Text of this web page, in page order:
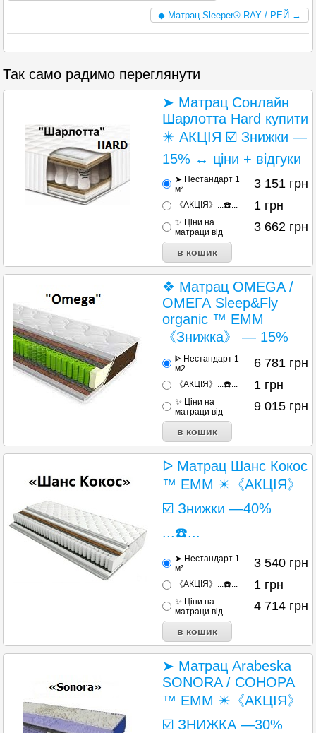
◆ Матрац Sleeper® RAY / РЕЙ →
Так само радимо переглянути
➤ Матрац Сонлайн
Шарлотта Hard купити
✴️ АКЦІЯ ☑️ Знижки —
15% ↔ ціни + відгуки
➤ Нестандарт 1
м²
3 151 грн
《АКЦІЯ》...☎️... 1 грн
✨ Ціни на
матраци від
3 662 грн
❖ Матрац OMEGA /
ОМЕГА Sleep&Fly
organic ™ ЕММ
《Знижка》 — 15%
ᐈ Нестандарт 1
м2
6 781 грн
《АКЦІЯ》...☎️... 1 грн
✨ Ціни на
матраци від
9 015 грн
ᐅ Матрац Шанс Кокос
™ EMM ✴️《АКЦІЯ》
☑️ Знижки —40%
...☎️...
➤ Нестандарт 1
м²
3 540 грн
《АКЦІЯ》...☎️... 1 грн
✨ Ціни на
матраци від
4 714 грн
➤ Матрац Arabeska
SONORA / СОНОРА
™ ЕММ ✴️《АКЦІЯ》
☑️ ЗНИЖКА —30%